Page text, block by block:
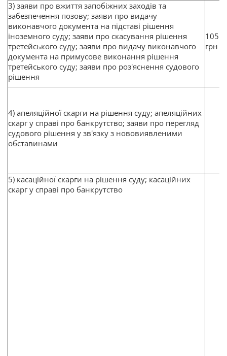
3) заяви про вжиття запобіжних заходів та
забезпечення позову; заяви про видачу
виконавчого документа на підставі рішення
іноземного суду; заяви про скасування рішення
третейського суду; заяви про видачу виконавчого
документа на примусове виконання рішення
третейського суду; заяви про роз'яснення судового
рішення
1051
грн
4) апеляційної скарги на рішення суду; апеляційних
скарг у справі про банкрутство; заяви про перегляд
судового рішення у зв'язку з нововиявленими
обставинами
5) касаційної скарги на рішення суду; касаційних
скарг у справі про банкрутство